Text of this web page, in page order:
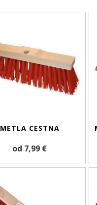
METLA CESTNA
od 7,99 €